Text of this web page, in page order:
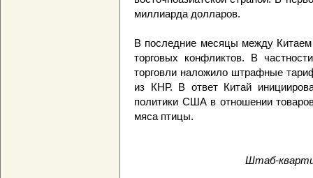
миллиарда долларов.
В последние месяцы между
торговых конфликтов. В
торговли наложило штрафные
из КНР. В ответ Китай
политики США в отношении
мяса птицы.
Штаб-